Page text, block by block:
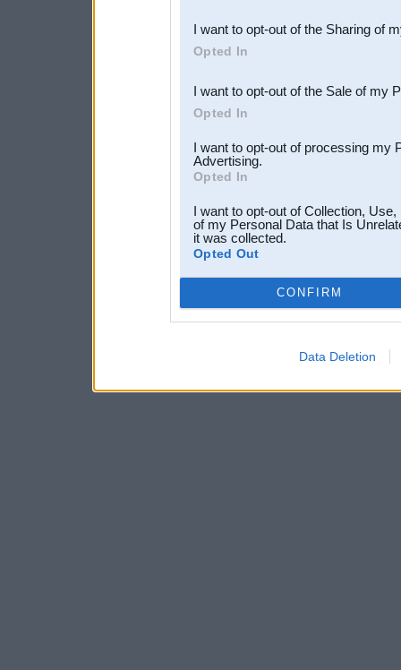
Downstream Participants
third parties.
I want to opt-out of the Sharing of
Opted In
I want to opt-out of the Sale of my
Opted In
I want to opt-out of processing my
Advertising.
Opted In
I want to opt-out of Collection,
of my Personal Data that Is
it was collected.
Opted Out
CONFIRM
Data Deletion